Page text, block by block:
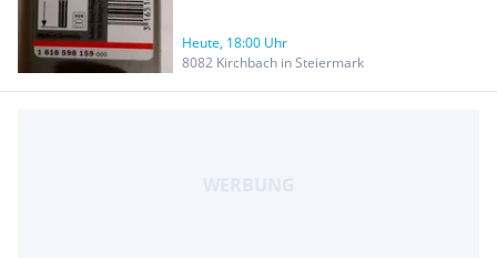
Heute, 18:00 Uhr
8082 Kirchbach in Steiermark